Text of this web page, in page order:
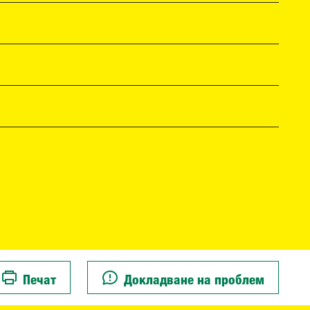
Печат Докладване на проблем